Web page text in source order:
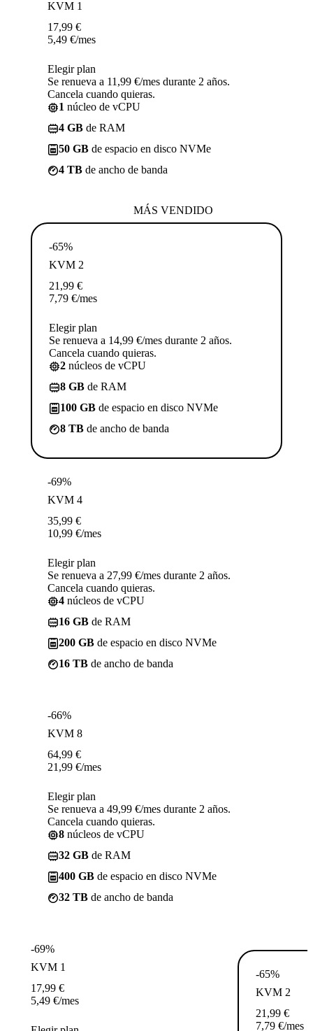
KVM 1
17,99 €
5,49 €/mes
Elegir plan
Se renueva a 11,99 €/mes durante 2 años.
Cancela cuando quieras.
1 núcleo de vCPU
4 GB de RAM
50 GB de espacio en disco NVMe
4 TB de ancho de banda
MÁS VENDIDO
-65%
KVM 2
21,99 €
7,79 €/mes
Elegir plan
Se renueva a 14,99 €/mes durante 2 años.
Cancela cuando quieras.
2 núcleos de vCPU
8 GB de RAM
100 GB de espacio en disco NVMe
8 TB de ancho de banda
-69%
KVM 4
35,99 €
10,99 €/mes
Elegir plan
Se renueva a 27,99 €/mes durante 2 años.
Cancela cuando quieras.
4 núcleos de vCPU
16 GB de RAM
200 GB de espacio en disco NVMe
16 TB de ancho de banda
-66%
KVM 8
64,99 €
21,99 €/mes
Elegir plan
Se renueva a 49,99 €/mes durante 2 años.
Cancela cuando quieras.
8 núcleos de vCPU
32 GB de RAM
400 GB de espacio en disco NVMe
32 TB de ancho de banda
-69%
KVM 1
17,99 €
5,49 €/mes
-65%
KVM 2
21,99 €
7,79 €/mes